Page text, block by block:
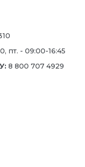
пт. - 09:00-16:45
8 800 707 4929